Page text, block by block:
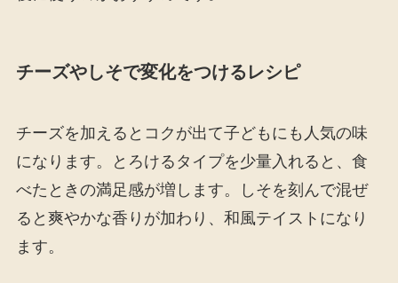
チーズやしそで変化をつけるレシピ
チーズを加えるとコクが出て子どもにも人気の味
になります。とろけるタイプを少量入れると、食
べたときの満足感が増します。しそを刻んで混ぜ
ると爽やかな香りが加わり、和風テイストになり
ます。